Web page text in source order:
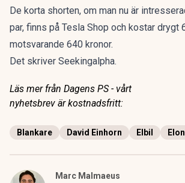
De korta shorten, om man nu är
par, finns på Tesla Shop och kostar drygt
motsvarande 640 kronor.
Det skriver Seekingalpha.
Läs mer från Dagens PS - vårt
nyhetsbrev är kostnadsfritt:
Blankare David Einhorn Elbil
Marc Malmaeus